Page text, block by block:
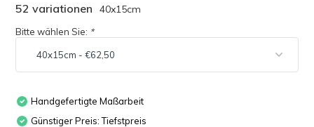
52 variationen 40x15cm
Bitte wählen Sie: *
Handgefertigte Maßarbeit
Günstiger Preis: Tiefstpreis